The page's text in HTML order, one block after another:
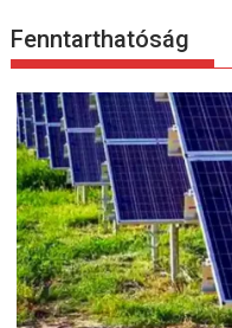
Fenntarthatóság